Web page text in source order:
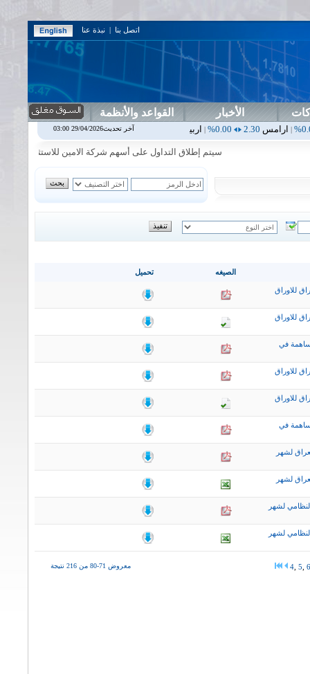
اتصل بنا | نبذة عنا
الأخبار القواعد والأنظمة
2.30
|اربيل 0.00
0.00%
|اسفنج1.87
سيتم إطلاق التداول على أسهم شركة الامين للاستثمار المالي في
تحميل الصيغه
للاوراق
للاوراق
في
للاوراق
للاوراق
في
لشهر
لشهر
لشهر
لشهر
معروض 71-80 من 216 نتيجة 4 5 6